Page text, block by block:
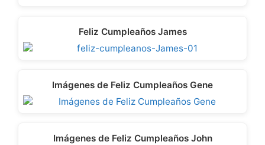
Feliz Cumpleaños James
Imágenes de Feliz Cumpleaños Gene
Imágenes de Feliz Cumpleaños John